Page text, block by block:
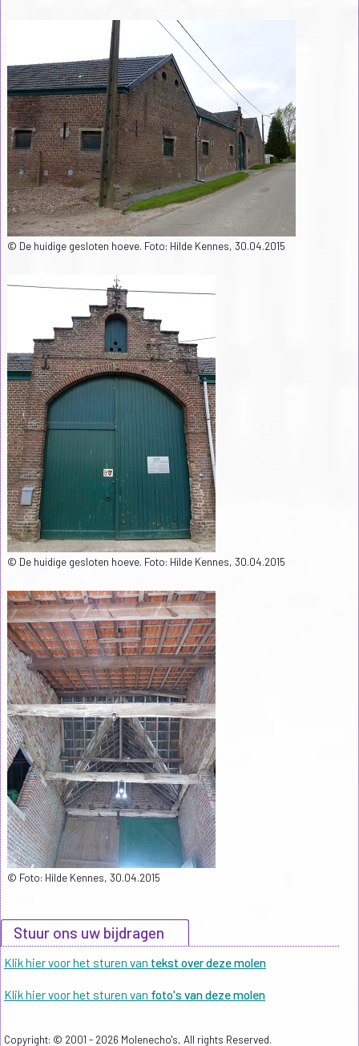
© De huidige gesloten hoeve. Foto: Hilde Kennes, 30.04.2015
© De huidige gesloten hoeve. Foto: Hilde Kennes, 30.04.2015
© Foto: Hilde Kennes, 30.04.2015
Stuur ons uw bijdragen
Klik hier voor het sturen van tekst over deze molen
Klik hier voor het sturen van foto's van deze molen
Copyright: © 2001 - 2026 Molenecho's, All rights Reserved.